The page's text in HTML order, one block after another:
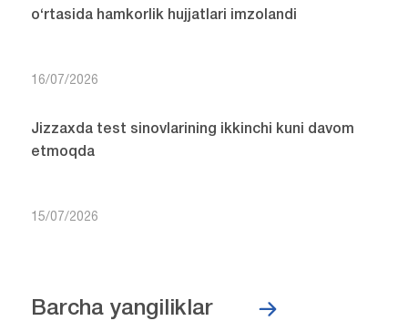
o‘rtasida hamkorlik hujjatlari imzolandi
16/07/2026
Jizzaxda test sinovlarining ikkinchi kuni davom
etmoqda
15/07/2026
Barcha yangiliklar